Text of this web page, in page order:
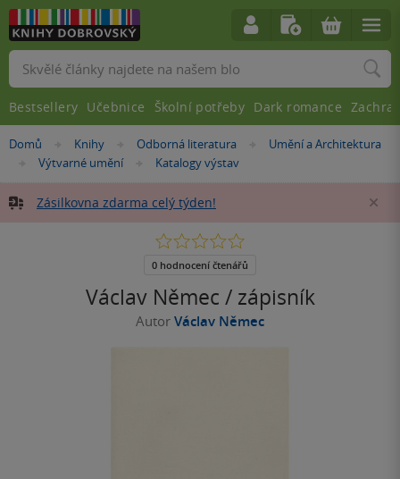
Nacházíte
Domů »Knihy »Odborná literatura »
Umění a Architektura
»
Výtvarné umění »
Katalogy výstav
Zásilkovna zdarma celý týden!
Václav Němec / zápisník
Autor Václav Němec
0.0
5
0 hodnocení čtenářů
Vyhledávání
Bestsellery Učebnice Školní potřeby Dark romance